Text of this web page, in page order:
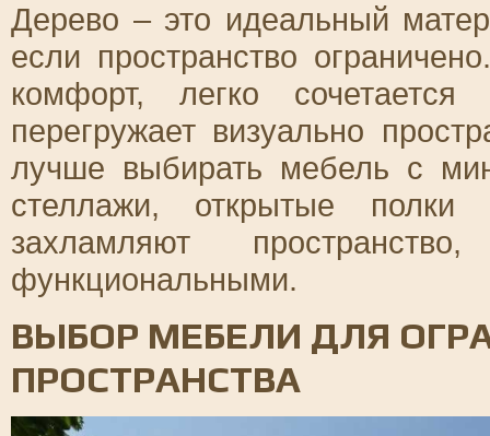
Дерево – это идеальный
если пространство
комфорт, легко
перегружает визуально
лучше выбирать мебель с
стеллажи, открытые
захламляют
функциональными.
ВЫБОР МЕБЕЛИ ДЛЯ
ПРОСТРАНСТВА